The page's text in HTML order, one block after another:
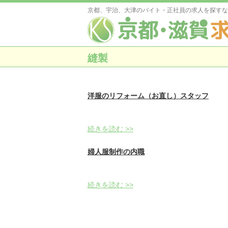
京都、宇治、大津のバイト・正社員の求人を探す
縫製
洋服のリフォーム（お直し）スタッフ
続きを読む >>
婦人服制作の内職
続きを読む >>